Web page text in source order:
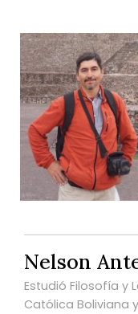
Nelson
Estudió Filosofía y
Católica Boliviana